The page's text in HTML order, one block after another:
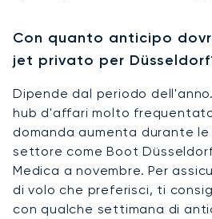
Con quanto anticipo
jet privato per
Dipende dal periodo
hub d'affari molto
domanda aumenta durante
settore come Boot
Medica a novembre. Per
di volo che preferisci, ti
con qualche settimana di